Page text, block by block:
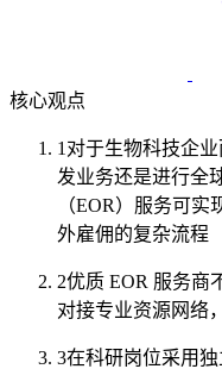
核心观点
1 对于生物科技企
发业务还是进行全
（EOR）服务可
外雇佣的复杂流程
2优质 EOR 服务商
对接专业资源网络
3在科研岗位采用